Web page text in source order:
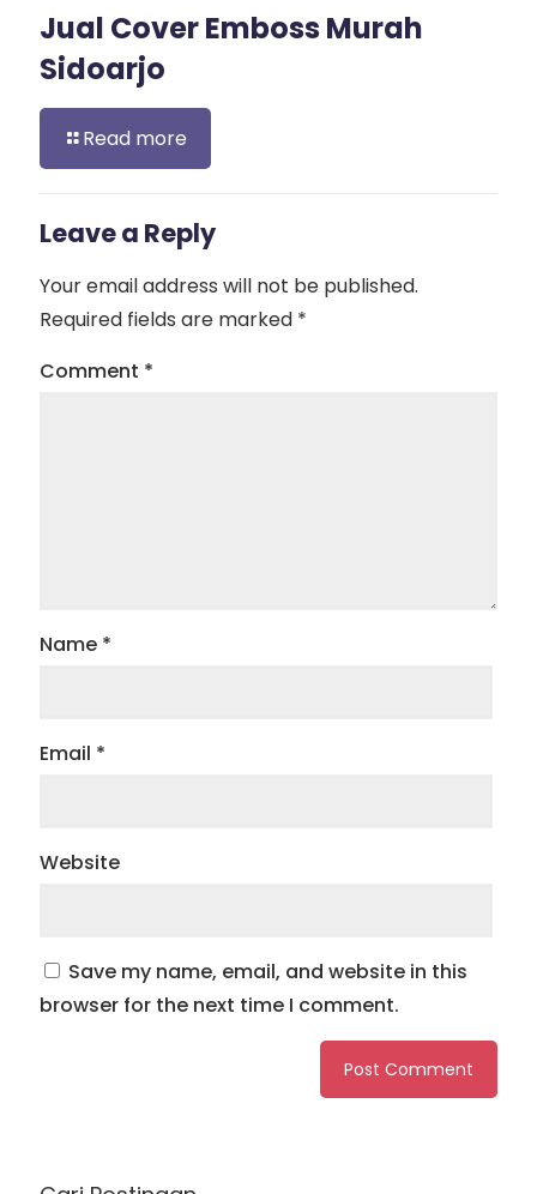
Jual Cover Emboss Murah
Sidoarjo
Read more
Leave a Reply
Your email address will not be published.
Required fields are marked *
Comment *
Name *
Email *
Website
Save my name, email, and website in this
browser for the next time I comment.